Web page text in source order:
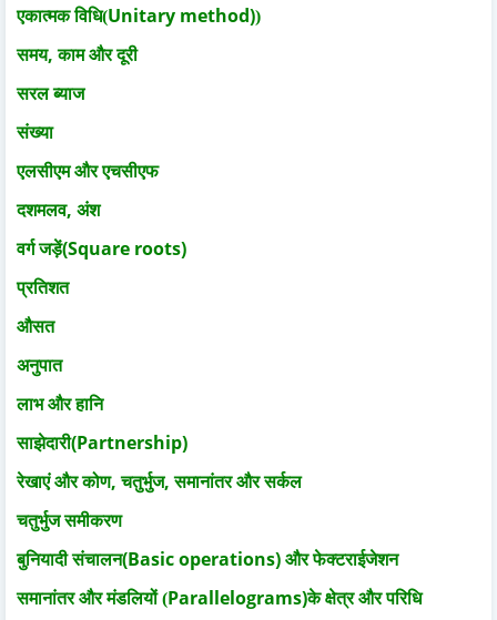
एकात्मक विधि(Unitary method))
समय,काम और दूरी
सरल ब्याज
संख्या
एलसीएम और एचसीएफ
दशमलव, अंश
वर्ग जड़ें(Square roots)
प्रतिशत
औसत
अनुपात
लाभ और हानि
साझेदारी(Partnership)
रेखाएं और कोण,चतुर्भुज,समानांतर और सर्कल
चतुर्भुज समीकरण
बुनियादी संचालन(Basic operations) और फेक्टराईजेशन
समानांतर और मंडलियों (Parallelograms)के क्षेत्र और परिधि